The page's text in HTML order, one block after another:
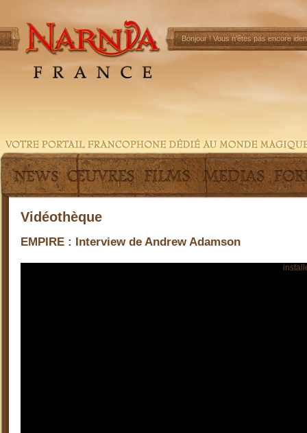
Bonjour !Vous n'êtes pas encore
Vidéothèque
EMPIRE : Interview de Andrew Adamson